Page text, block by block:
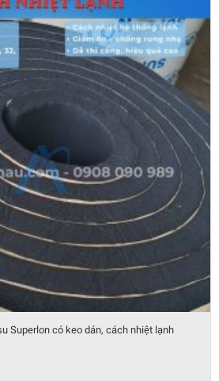
Superlon có keo dán, cách nhiệt lạnh